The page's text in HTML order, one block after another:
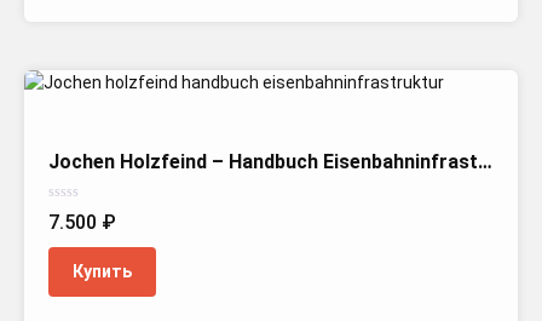
Jochen Holzfeind – Handbuch Eisenbahninfrastruktur
Оценка
0
7.500 ₽
Купить